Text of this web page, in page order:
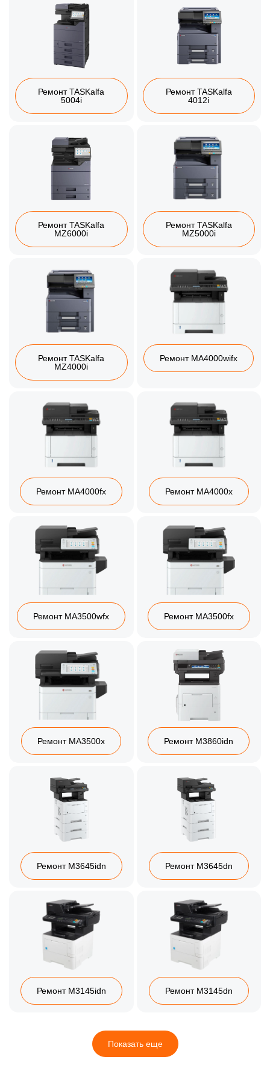
Ремонт TASKalfa
5004i
Ремонт TASKalfa
4012i
Ремонт TASKalfa
MZ6000i
Ремонт TASKalfa
MZ5000i
Ремонт TASKalfa
MZ4000i
Ремонт MA4000wifx
Ремонт MA4000fx Ремонт MA4000x
Ремонт MA3500wfx Ремонт MA3500fx
Ремонт MA3500x Ремонт M3860idn
Ремонт M3645idn Ремонт M3645dn
Ремонт M3145idn Ремонт M3145dn
Показать еще